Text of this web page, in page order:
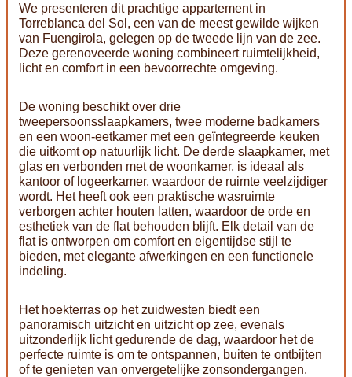
We presenteren dit prachtige appartement in
Torreblanca del Sol, een van de meest gewilde wijken
van Fuengirola, gelegen op de tweede lijn van de zee.
Deze gerenoveerde woning combineert ruimtelijkheid,
licht en comfort in een bevoorrechte omgeving.
De woning beschikt over drie
tweepersoonsslaapkamers, twee moderne badkamers
en een woon-eetkamer met een geïntegreerde keuken
die uitkomt op natuurlijk licht. De derde slaapkamer, met
glas en verbonden met de woonkamer, is ideaal als
kantoor of logeerkamer, waardoor de ruimte veelzijdiger
wordt. Het heeft ook een praktische wasruimte
verborgen achter houten latten, waardoor de orde en
esthetiek van de flat behouden blijft. Elk detail van de
flat is ontworpen om comfort en eigentijdse stijl te
bieden, met elegante afwerkingen en een functionele
indeling.
Het hoekterras op het zuidwesten biedt een
panoramisch uitzicht en uitzicht op zee, evenals
uitzonderlijk licht gedurende de dag, waardoor het de
perfecte ruimte is om te ontspannen, buiten te ontbijten
of te genieten van onvergetelijke zonsondergangen.